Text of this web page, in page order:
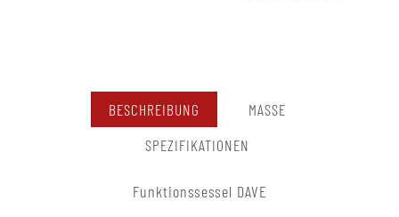
BESCHREIBUNG
MASSE
SPEZIFIKATIONEN
Funktionssessel DAVE